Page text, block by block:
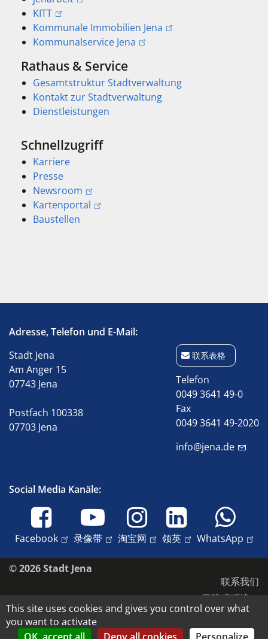
KITT
Kommunale Immobilien Jena
Kommunalservice Jena
Rathaus & Service
Gesamtstruktur Stadtverwaltung
Kontakt zur Stadtverwaltung
Dienstleistungen
Schnellzugriff
Karriere
Presse
Newsroom
Kartenportal
Baustellen
Adresse, Telefon und E-Mail:
Stadt Jena
Am Anger 15
07743 Jena
Postfach 100338
07703 Jena
联系表格
Telefon
0049 3641 49-0
Fax
0049 3641 49-2020
info@jena.de
Social Media Kanäle:
Facebook 录像带 淘宝网 领英 WhatsApp
© 2026 Stadt Jena
联系我们
无障碍环境
数据保护
版本说明
This site uses cookies and gives you control over what
you want to activate